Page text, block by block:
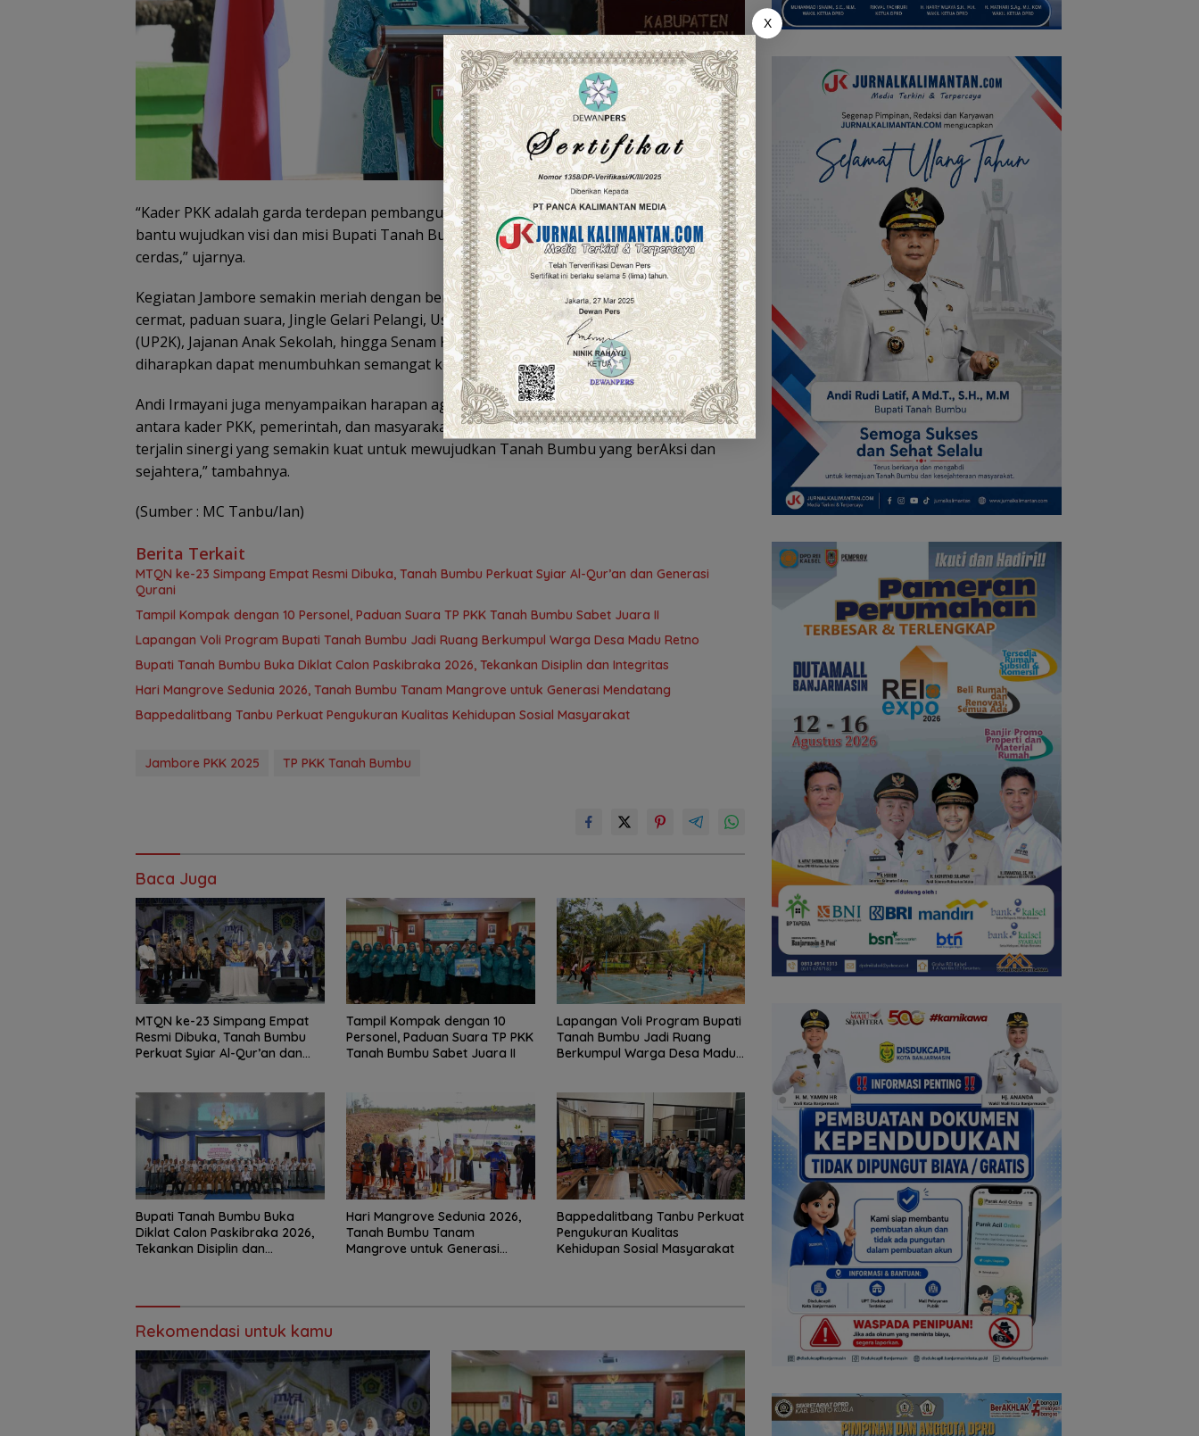
“Kader PKK adalah garda terdepan pembangunan keluarga dan masyarakat. Mari kita
bantu wujudkan visi dan misi Bupati Tanah Bumbu dengan membangun keluarga yang
cerdas,” ujarnya.
Kegiatan Jambore semakin meriah dengan berbagai perlombaan, antara lain cerdas
cermat, paduan suara, Jingle Gelari Pelangi, Usaha Peningkatan Pendapatan Keluarga
(UP2K), Jajanan Anak Sekolah, hingga Senam Kreasi Cuci Tangan. Perlombaan ini
diharapkan dapat menumbuhkan semangat kompetisi sehat dan kreativitas kader.
Andi Irmayani juga menyampaikan harapan agar kegiatan ini mampu memperkuat sinergi
antara kader PKK, pemerintah, dan masyarakat. “Semoga tumbuh semangat baru dan
terjalin sinergi yang semakin kuat untuk mewujudkan Tanah Bumbu yang berAksi dan
sejahtera,” tambahnya.
(Sumber : MC Tanbu/Ian)
Berita Terkait
MTQN ke-23 Simpang Empat Resmi Dibuka, Tanah Bumbu Perkuat Syiar Al-Qur’an dan Generasi
Qurani
Tampil Kompak dengan 10 Personel, Paduan Suara TP PKK Tanah Bumbu Sabet Juara II
Lapangan Voli Program Bupati Tanah Bumbu Jadi Ruang Berkumpul Warga Desa Madu Retno
Bupati Tanah Bumbu Buka Diklat Calon Paskibraka 2026, Tekankan Disiplin dan Integritas
Hari Mangrove Sedunia 2026, Tanah Bumbu Tanam Mangrove untuk Generasi Mendatang
Bappedalitbang Tanbu Perkuat Pengukuran Kualitas Kehidupan Sosial Masyarakat
Jambore PKK 2025 TP PKK Tanah Bumbu
Baca Juga
MTQN ke-23 Simpang Empat
Resmi Dibuka, Tanah Bumbu
Perkuat Syiar Al-Qur’an dan
Tampil Kompak dengan 10
Personel, Paduan Suara TP PKK
Tanah Bumbu Sabet Juara II
Lapangan Voli Program Bupati
Tanah Bumbu Jadi Ruang
Berkumpul Warga Desa Madu
Bupati Tanah Bumbu Buka
Diklat Calon Paskibraka 2026,
Tekankan Disiplin dan
Hari Mangrove Sedunia 2026,
Tanah Bumbu Tanam
Mangrove untuk Generasi
Bappedalitbang Tanbu Perkuat
Pengukuran Kualitas
Kehidupan Sosial Masyarakat
Rekomendasi untuk kamu
X